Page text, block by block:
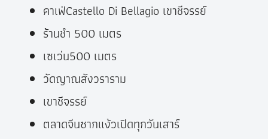
คาเฟ่Castello Di Bellagio เขาชีจรรย์
ร้านชำ 500 เมตร
เซเว่น500 เมตร
วัดญาณสังวราราม
เขาชีจรรย์
ตลาดจีนซากแง้วเปิดทุกวันเสาร์